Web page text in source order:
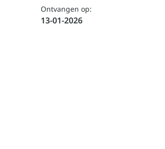
Ontvangen op:
13-01-2026